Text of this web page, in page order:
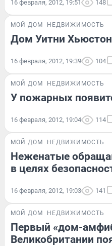
16 февраля, 2012, 19:51 148
МОЙ ДОМ НЕДВИЖИМОСТЬ
Дом Уитни
16 февраля, 2012, 19:39 104
МОЙ ДОМ НЕДВИЖИМОСТЬ
У пожарных
16 февраля, 2012, 19:04 114
МОЙ ДОМ НЕДВИЖИМОСТЬ
Неженатые
в целях
16 февраля, 2012, 19:03 141
МОЙ ДОМ НЕДВИЖИМОСТЬ
Первый «дом-
Великобритании